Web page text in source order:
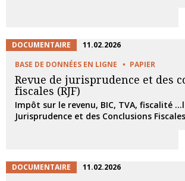
DOCUMENTAIRE
11.02.2026
BASE DE DONNÉES EN LIGNE
PAPIER
Revue de jurisprudence et des
fiscales (RJF)
Impôt sur le revenu, BIC, TVA, fiscalité
Jurisprudence et des Conclusions
DOCUMENTAIRE
11.02.2026